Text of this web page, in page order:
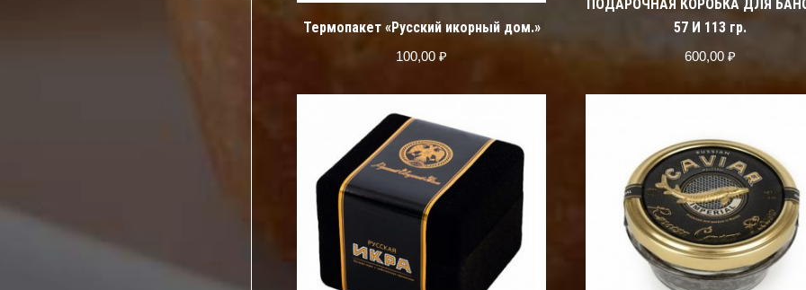
ПОДАРОЧНАЯ КОРОБКА ДЛЯ
57 И 113 гр.
600,00 ₽
Термопакет «Русский икорный дом.»
100,00 ₽